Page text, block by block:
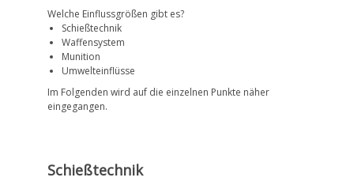
Welche Einflussgrößen gibt es?
Schießtechnik
Waffensystem
Munition
Umwelteinflüsse
Im Folgenden wird auf die einzelnen Punkte näher
eingegangen.
Schießtechnik